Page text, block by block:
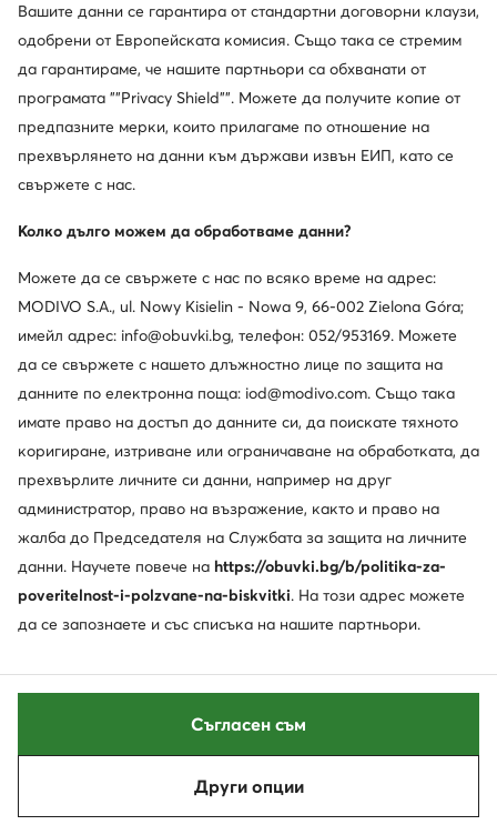
Sorel
Ted Baker
Ботуши · Черен
Vagabond Shoemakers
Ботуши · Черен
191,22€
Blauer
Ботуши · Кафяв
179,46€
Вашите данни се гарантира от стандартни договорни клаузи,
одобрени от Европейската комисия. Също така се стремим
да гарантираме, че нашите партньори са обхванати от
програмата ""Privacy Shield"". Можете да получите копие от
предпазните мерки, които прилагаме по отношение на
прехвърлянето на данни към държави извън ЕИП, като се
свържете с нас.
Колко дълго можем да обработваме данни?
Можете да се свържете с нас по всяко време на адрес:
MODIVO S.A., ul. Nowy Kisielin - Nowa 9, 66-002 Zielona Góra;
имейл адрес: info@obuvki.bg, телефон: 052/953169. Можете
да се свържете с нашето длъжностно лице по защита на
данните по електронна поща: iod@modivo.com. Също така
имате право на достъп до данните си, да поискате тяхното
коригиране, изтриване или ограничаване на обработката, да
прехвърлите личните си данни, например на друг
администратор, право на възражение, както и право на
жалба до Председателя на Службата за защита на личните
данни. Научете повече на https://obuvki.bg/b/politika-za-
poveritelnost-i-polzvane-na-biskvitki. На този адрес можете
да се запознаете и със списъка на нашите партньори.
Други опции
Съгласен съм